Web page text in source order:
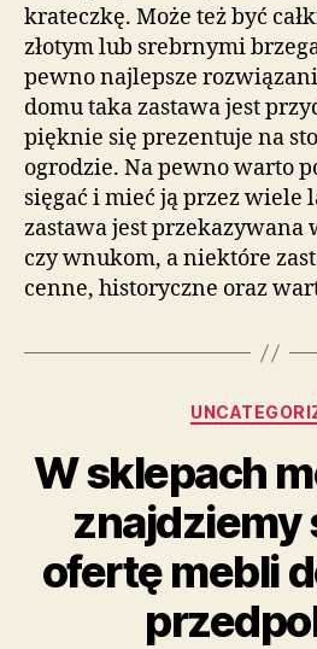
krateczkę. Może też być
złotym lub srebrnymi
pewno najlepsze
domu taka zastawa jest
pięknie się prezentuje na
ogrodzie. Na pewno warto
sięgać i mieć ją przez wiele
zastawa jest przekazywana
czy wnukom, a niektóre
cenne, historyczne oraz
W sklepach
znajdziemy
ofertę mebli